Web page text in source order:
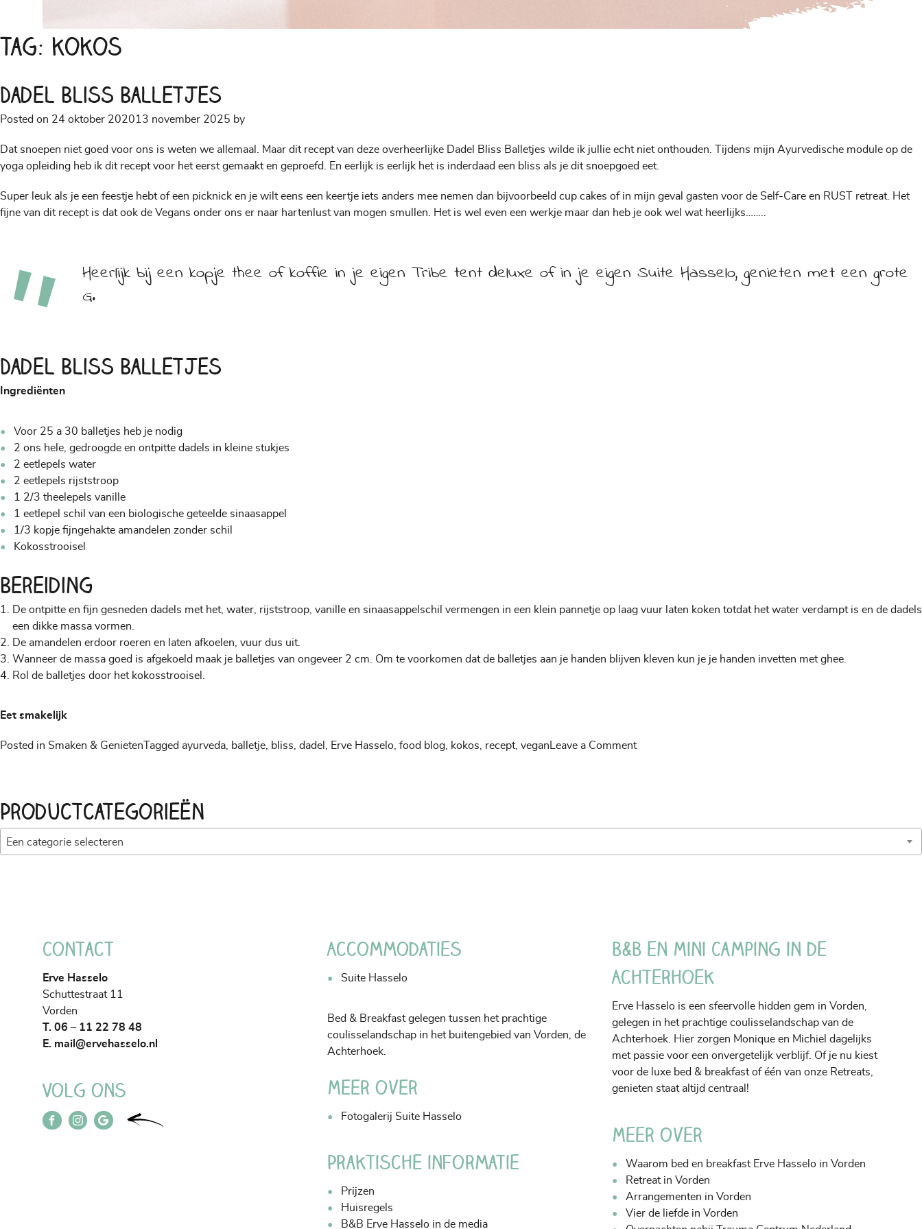
Tag: kokos
Dadel Bliss Balletjes
Posted on 24 oktober 202013 november 2025 by
Dat snoepen niet goed voor ons is weten we allemaal. Maar dit recept van deze overheerlijke Dadel Bliss Balletjes wilde ik jullie echt niet onthouden. Tijdens mijn Ayurvedische module op de
yoga opleiding heb ik dit recept voor het eerst gemaakt en geproefd. En eerlijk is eerlijk het is inderdaad een bliss als je dit snoepgoed eet.
Super leuk als je een feestje hebt of een picknick en je wilt eens een keertje iets anders mee nemen dan bijvoorbeeld cup cakes of in mijn geval gasten voor de Self-Care en RUST retreat. Het
fijne van dit recept is dat ook de Vegans onder ons er naar hartenlust van mogen smullen. Het is wel even een werkje maar dan heb je ook wel wat heerlijks……..
Heerlijk bij een kopje thee of koffie in je eigen Tribe tent deluxe of in je eigen Suite Hasselo, genieten met een grote
G.
Dadel Bliss Balletjes
Ingrediënten
Voor 25 a 30 balletjes heb je nodig
2 ons hele, gedroogde en ontpitte dadels in kleine stukjes
2 eetlepels water
2 eetlepels rijststroop
1 2/3 theelepels vanille
1 eetlepel schil van een biologische geteelde sinaasappel
1/3 kopje fijngehakte amandelen zonder schil
Kokosstrooisel
Bereiding
De ontpitte en fijn gesneden dadels met het, water, rijststroop, vanille en sinaasappelschil vermengen in een klein pannetje op laag vuur laten koken totdat het water verdampt is en de dadels
een dikke massa vormen.
De amandelen erdoor roeren en laten afkoelen, vuur dus uit.
Wanneer de massa goed is afgekoeld maak je balletjes van ongeveer 2 cm. Om te voorkomen dat de balletjes aan je handen blijven kleven kun je je handen invetten met ghee.
Rol de balletjes door het kokosstrooisel.
Eet smakelijk
Posted in Smaken & Genieten Tagged ayurveda balletje bliss dadel Erve Hasselo food blog kokos recept, vegan Leave a Commenton
Productcategorieën
Een categorie selecteren
Contact
Erve Hasselo
Schuttestraat 11
Vorden
T. 06 – 11 22 78 48
E. mail@ervehasselo.nl
Volg ons
Accommodaties
Suite Hasselo
Bed & Breakfast gelegen tussen het prachtige
coulisselandschap in het buitengebied van Vorden, de
Achterhoek.
Meer over
Fotogalerij Suite Hasselo
Praktische informatie
Prijzen
Huisregels
B&B Erve Hasselo in de media
B&B en Mini Camping in de
Achterhoek
Erve Hasselo is een sfeervolle hidden gem in Vorden,
gelegen in het prachtige coulisselandschap van de
Achterhoek. Hier zorgen Monique en Michiel dagelijks
met passie voor een onvergetelijk verblijf. Of je nu kiest
voor de luxe bed & breakfast of één van onze Retreats,
genieten staat altijd centraal!
Meer over
Waarom bed en breakfast Erve Hasselo in Vorden
Retreat in Vorden
Arrangementen in Vorden
Vier de liefde in Vorden